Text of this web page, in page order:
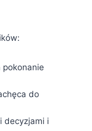
do
decyzjami i